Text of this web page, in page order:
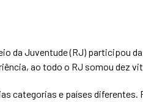
da Juventude (RJ) participou
ao todo o RJ somou dez
categorias e países